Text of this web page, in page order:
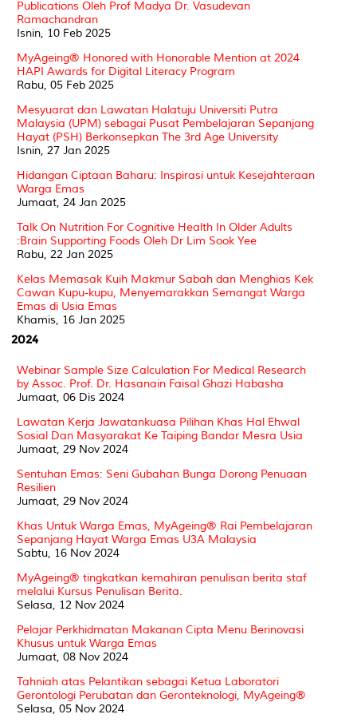
Publications Oleh Prof Madya Dr. Vasudevan
Ramachandran
Isnin, 10 Feb 2025
MyAgeing® Honored with Honorable Mention at 2024
HAPI Awards for Digital Literacy Program
Rabu, 05 Feb 2025
Mesyuarat dan Lawatan Halatuju Universiti Putra
Malaysia (UPM) sebagai Pusat Pembelajaran Sepanjang
Hayat (PSH) Berkonsepkan The 3rd Age University
Isnin, 27 Jan 2025
Hidangan Ciptaan Baharu: Inspirasi untuk Kesejahteraan
Warga Emas
Jumaat, 24 Jan 2025
Talk On Nutrition For Cognitive Health In Older Adults
:Brain Supporting Foods Oleh Dr Lim Sook Yee
Rabu, 22 Jan 2025
Kelas Memasak Kuih Makmur Sabah dan Menghias Kek
Cawan Kupu-kupu, Menyemarakkan Semangat Warga
Emas di Usia Emas
Khamis, 16 Jan 2025
2024
Webinar Sample Size Calculation For Medical Research
by Assoc. Prof. Dr. Hasanain Faisal Ghazi Habasha
Jumaat, 06 Dis 2024
Lawatan Kerja Jawatankuasa Pilihan Khas Hal Ehwal
Sosial Dan Masyarakat Ke Taiping Bandar Mesra Usia
Jumaat, 29 Nov 2024
Sentuhan Emas: Seni Gubahan Bunga Dorong Penuaan
Resilien
Jumaat, 29 Nov 2024
Khas Untuk Warga Emas, MyAgeing® Rai Pembelajaran
Sepanjang Hayat Warga Emas U3A Malaysia
Sabtu, 16 Nov 2024
MyAgeing® tingkatkan kemahiran penulisan berita staf
melalui Kursus Penulisan Berita.
Selasa, 12 Nov 2024
Pelajar Perkhidmatan Makanan Cipta Menu Berinovasi
Khusus untuk Warga Emas
Jumaat, 08 Nov 2024
Tahniah atas Pelantikan sebagai Ketua Laboratori
Gerontologi Perubatan dan Geronteknologi, MyAgeing®
Selasa, 05 Nov 2024